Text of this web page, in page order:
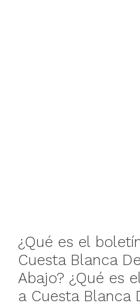
¿Qué es el
Cuesta Blanca De
Abajo? ¿Qué es
a Cuesta Blanca